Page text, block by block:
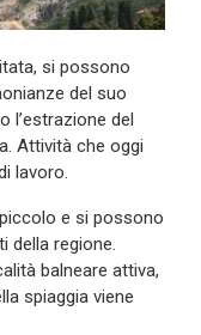
si possono
del suo
l’estrazione del
Attività che oggi
lavoro.
e si possono
della regione.
balneare attiva,
spiaggia viene